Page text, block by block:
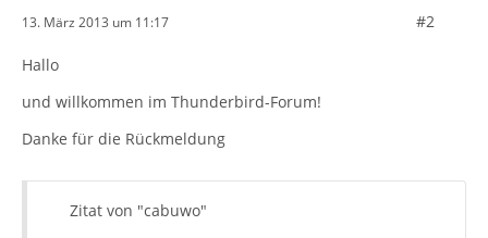
13. März 2013 um 11:17 #2
Hallo
und willkommen im Thunderbird-Forum!
Danke für die Rückmeldung
Zitat von "cabuwo"